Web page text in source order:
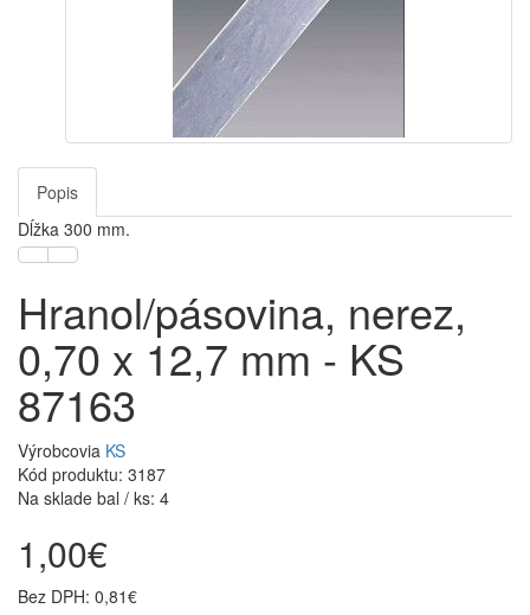
Popis
Dĺžka 300 mm.
Hranol/pásovina, nerez,
0,70 x 12,7 mm - KS
87163
Výrobcovia KS
Kód produktu: 3187
Na sklade bal / ks: 4
1,00€
Bez DPH: 0,81€